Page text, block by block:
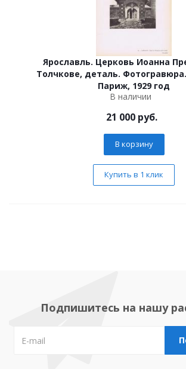
Ярославль. Церковь Иоанна
Толчкове, деталь.
Париж, 1929 год
В наличии
21 000 руб.
В корзину
Купить в 1 клик
Подпишитесь на нашу